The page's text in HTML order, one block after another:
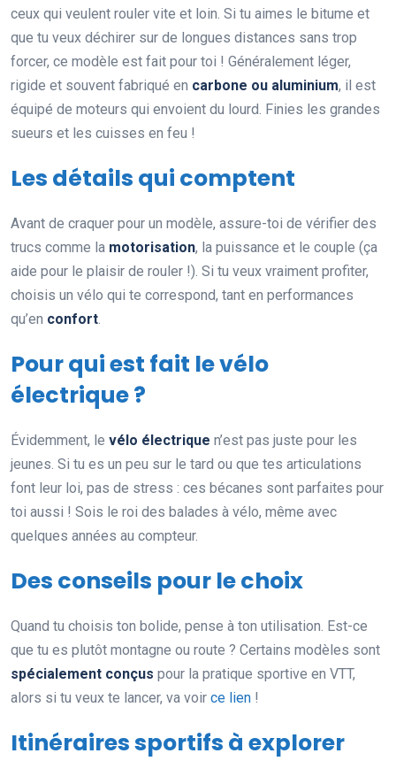
ceux qui veulent rouler vite et loin. Si tu aimes le bitume et
que tu veux déchirer sur de longues distances sans trop
forcer, ce modèle est fait pour toi ! Généralement léger,
rigide et souvent fabriqué en carbone ou aluminium, il est
équipé de moteurs qui envoient du lourd. Finies les grandes
sueurs et les cuisses en feu !
Les détails qui comptent
Avant de craquer pour un modèle, assure-toi de vérifier des
trucs comme la motorisation, la puissance et le couple (ça
aide pour le plaisir de rouler !). Si tu veux vraiment profiter,
choisis un vélo qui te correspond, tant en performances
qu’en confort.
Pour qui est fait le vélo
électrique ?
Évidemment, le vélo électrique n’est pas juste pour les
jeunes. Si tu es un peu sur le tard ou que tes articulations
font leur loi, pas de stress : ces bécanes sont parfaites pour
toi aussi ! Sois le roi des balades à vélo, même avec
quelques années au compteur.
Des conseils pour le choix
Quand tu choisis ton bolide, pense à ton utilisation. Est-ce
que tu es plutôt montagne ou route ? Certains modèles sont
spécialement conçus pour la pratique sportive en VTT,
alors si tu veux te lancer, va voir ce lien !
Itinéraires sportifs à explorer